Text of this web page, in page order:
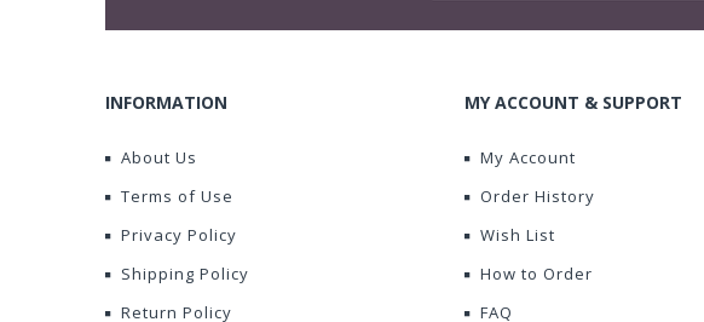
INFORMATION
About Us
Terms of Use
Privacy Policy
Shipping Policy
Return Policy
MY ACCOUNT & SUPPORT
My Account
Order History
Wish List
How to Order
FAQ